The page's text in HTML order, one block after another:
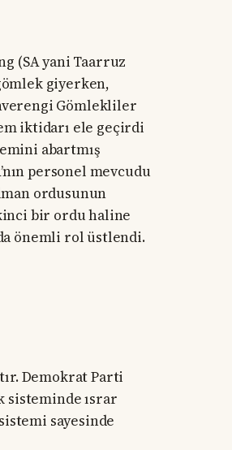
(SA yani Taarruz
giyerken,
Gömlekliler
iktidarı ele geçirdi
abartmış
personel mevcudu
ordusunun
bir ordu haline
önemli rol üstlendi.
Demokrat Parti
sisteminde ısrar
sayesinde